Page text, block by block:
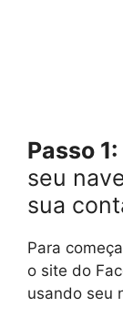
Passo 1:
seu
sua
Para
o site do
usando seu